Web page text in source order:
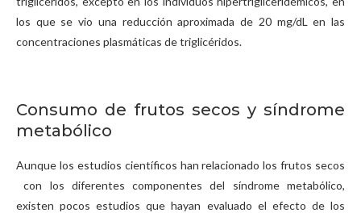
los que se vio una reducción aproximada de 20 mg/dL en las
concentraciones plasmáticas de triglicéridos.
Consumo de frutos secos y síndrome
metabólico
Aunque los estudios científicos han relacionado los frutos secos
con los diferentes componentes del síndrome metabólico,
existen pocos estudios que hayan evaluado el efecto de los